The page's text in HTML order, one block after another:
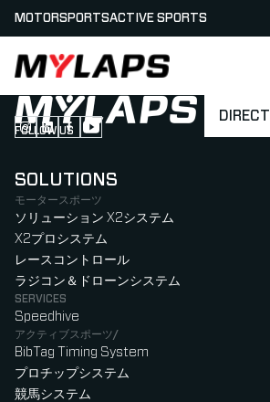
LOGO MYLAPS - JAPAN
MOTORSPORTSACTIVE SPORTS
FOLLOW US
Follow us on Instagram (Opens in
Follow us on LinkedIn (Opens in
Follow us on Facebook
Follow us on YouTube
SOLUTIONS
モータースポーツ
ソリューション X2システム
X2プロシステム
レースコントロール
ラジコン＆ドローンシステム
SERVICES
Speedhive
アクティブスポーツ/
BibTag Timing System
プロチップシステム
競馬システム